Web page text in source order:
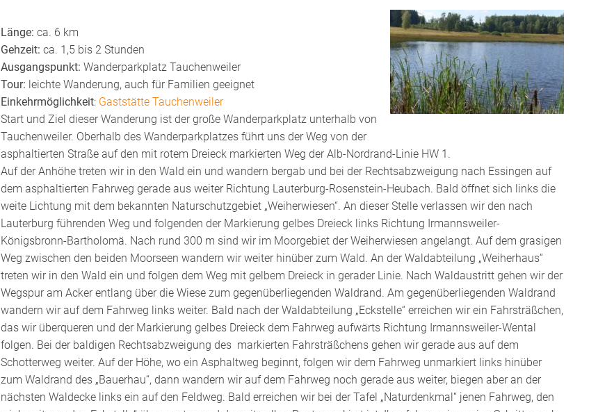
Länge: ca. 6 km
Gehzeit: ca. 1,5 bis 2 Stunden
Ausgangspunkt: Wanderparkplatz Tauchenweiler
Tour: leichte Wanderung, auch für Familien geeignet
Einkehrmöglichkeit: Gaststätte Tauchenweiler
Start und Ziel dieser Wanderung ist der große Wanderparkplatz unterhalb von
Tauchenweiler. Oberhalb des Wanderparkplatzes führt uns der Weg von der
asphaltierten Straße auf den mit rotem Dreieck markierten Weg der Alb-Nordrand-Linie HW 1.
Auf der Anhöhe treten wir in den Wald ein und wandern bergab und bei der Rechtsabzweigung nach Essingen auf
dem asphaltierten Fahrweg gerade aus weiter Richtung Lauterburg-Rosenstein-Heubach. Bald öffnet sich links die
weite Lichtung mit dem bekannten Naturschutzgebiet „Weiherwiesen“. An dieser Stelle verlassen wir den nach
Lauterburg führenden Weg und folgenden der Markierung gelbes Dreieck links Richtung Irmannsweiler-
Königsbronn-Bartholomä. Nach rund 300 m sind wir im Moorgebiet der Weiherwiesen angelangt. Auf dem grasigen
Weg zwischen den beiden Moorseen wandern wir weiter hinüber zum Wald. An der Waldabteilung „Weiherhaus“
treten wir in den Wald ein und folgen dem Weg mit gelbem Dreieck in gerader Linie. Nach Waldaustritt gehen wir der
Wegspur am Acker entlang über die Wiese zum gegenüberliegenden Waldrand. Am gegenüberliegenden Waldrand
wandern wir auf dem Fahrweg links weiter. Bald nach der Waldabteilung „Eckstelle“ erreichen wir ein Fahrsträßchen,
das wir überqueren und der Markierung gelbes Dreieck dem Fahrweg aufwärts Richtung Irmannsweiler-Wental
folgen. Bei der baldigen Rechtsabzweigung des markierten Fahrsträßchens gehen wir gerade aus auf dem
Schotterweg weiter. Auf der Höhe, wo ein Asphaltweg beginnt, folgen wir dem Fahrweg unmarkiert links hinüber
zum Waldrand des „Bauerhau“, dann wandern wir auf dem Fahrweg noch gerade aus weiter, biegen aber an der
nächsten Waldecke links ein auf den Feldweg. Bald erreichen wir bei der Tafel „Naturdenkmal“ jenen Fahrweg, den